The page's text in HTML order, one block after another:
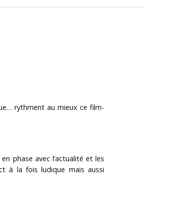
rythment au mieux ce film-
phase avec l’actualité et les
à la fois ludique mais aussi